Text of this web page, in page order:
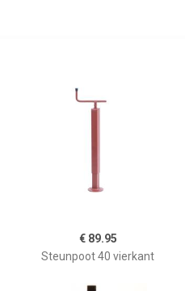
€ 89.95
Steunpoot 40 vierkant